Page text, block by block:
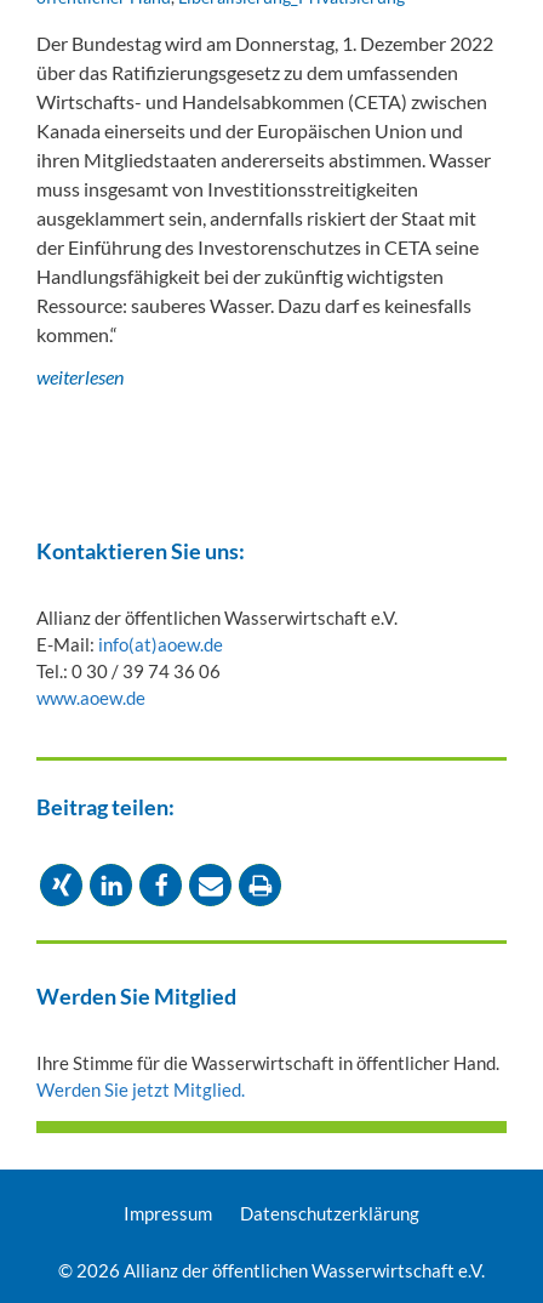
Der Bundestag wird am Donnerstag, 1. Dezember 2022
über das Ratifizierungsgesetz zu dem umfassenden
Wirtschafts- und Handelsabkommen (CETA) zwischen
Kanada einerseits und der Europäischen Union und
ihren Mitgliedstaaten andererseits abstimmen. Wasser
muss insgesamt von Investitionsstreitigkeiten
ausgeklammert sein, andernfalls riskiert der Staat mit
der Einführung des Investorenschutzes in CETA seine
Handlungsfähigkeit bei der zukünftig wichtigsten
Ressource: sauberes Wasser. Dazu darf es keinesfalls
kommen.“
weiterlesen
Kontaktieren Sie uns:
Allianz der öffentlichen Wasserwirtschaft e.V.
E-Mail: info(at)aoew.de
Tel.: 0 30 / 39 74 36 06
www.aoew.de
Beitrag teilen:
Werden Sie Mitglied
Ihre Stimme für die Wasserwirtschaft in öffentlicher Hand.
Werden Sie jetzt Mitglied.
Impressum Datenschutzerklärung
© 2026 Allianz der öffentlichen Wasserwirtschaft e.V.